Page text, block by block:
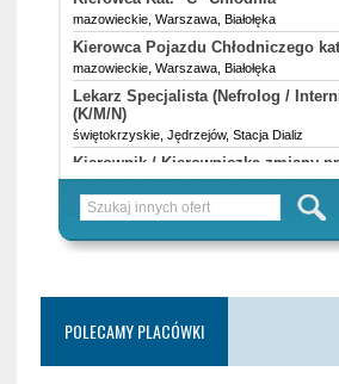
POLECAMY PLACÓWKI